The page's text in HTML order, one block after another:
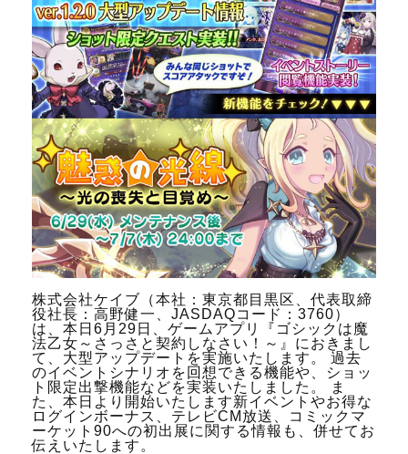
株式会社ケイブ（本社：東京都目黒区、代表取締
役社長：高野健一、JASDAQコード：3760）
は、本日6月29日、ゲームアプリ『ゴシックは魔
法乙女～さっさと契約しなさい！～』におきまし
て、大型アップデートを実施いたします。 過去
のイベントシナリオを回想できる機能や、ショッ
ト限定出撃機能などを実装いたしました。 ま
た、本日より開始いたします新イベントやお得な
ログインボーナス、テレビCM放送、コミックマ
ーケット90への初出展に関する情報も、併せてお
伝えいたします。